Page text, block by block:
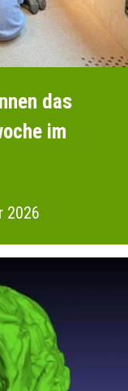
das
im
2026